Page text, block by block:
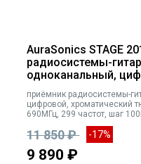
AuraSonics STAGE
радиосистемы-
одноканальный,
тюнер,
299 частот, шаг
приёмник радиосистемы-
цифровой, хроматический
690МГц, 299 частот, шаг
11 850 ₽ -17%
9 890 ₽